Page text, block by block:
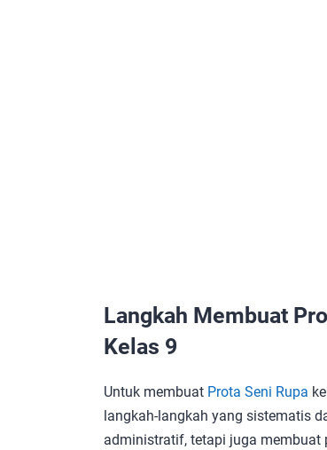
Langkah Membuat
Kelas 9
Untuk membuat Prota Seni Rupa
langkah-langkah yang sistematis
administratif, tetapi juga membuat